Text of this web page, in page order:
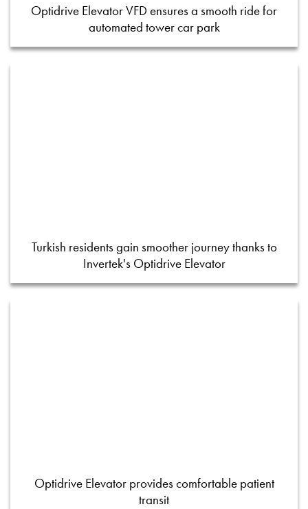
Optidrive Elevator VFD ensures a smooth ride for
automated tower car park
Turkish residents gain smoother journey thanks to
Invertek's Optidrive Elevator
Optidrive Elevator provides comfortable patient
transit